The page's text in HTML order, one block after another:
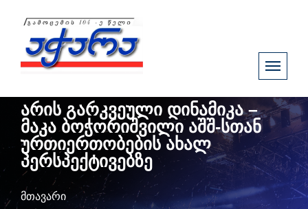
არის გარკვეული დინამიკა –
მაკა ბოჭორიშვილი აშშ-სთან
ურთიერთობების ახალ
პერსპექტივებზე
მთავარი